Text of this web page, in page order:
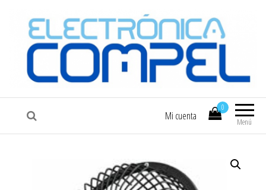
COMPEL Electrónica COMPEL
Menú
0
Mi cuenta